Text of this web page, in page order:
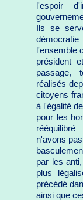
l'espoir
Ils se
l'ensemble
président
passage,
réalisés
citoyens
à l'égalité
pour les
n'avons
par les
plus
précédé
ainsi que